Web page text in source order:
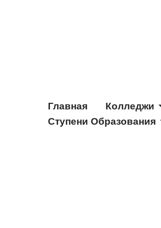
Главная Колледжи
Ступени Образования